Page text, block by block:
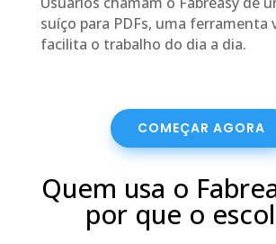
suíço para PDFs, uma ferramenta
facilita o trabalho do dia a dia.
COMEÇAR AGORA
Quem usa o
por que o